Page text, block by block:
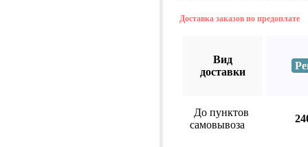
Доставка заказов по предоплате
Вид
доставки
До пунктов
самовывоза